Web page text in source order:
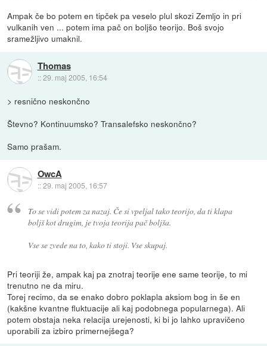
Ampak če bo potem en tipček pa veselo plul skozi Zemljo in pri
vulkanih ven ... potem ima pač on boljšo teorijo. Boš svojo
sramežljivo umaknil.
Thomas
::29. maj 2005, 16:54
> resnično neskončno
Števno? Kontinuumsko? Transalefsko neskončno?
Samo prašam.
OwcA
::29. maj 2005, 16:57
To se vidi potem za nazaj. Če si vpeljal tako teorijo, da ti klapa
boljš kot drugim, je tvoja teorija pač boljša.
Vse se zvede na to, kako ti stoji. Vse skupaj.
Pri teoriji že, ampak kaj pa znotraj teorije ene same teorije, to mi
trenutno ne da miru.
Torej recimo, da se enako dobro poklapla aksiom bog in še en
(kakšne kvantne fluktuacije ali kaj podobnega popularnega). Ali
potem obstaja neka relacija urejenosti, ki bi jo lahko upravičeno
uporabili za izbiro primernejšega?